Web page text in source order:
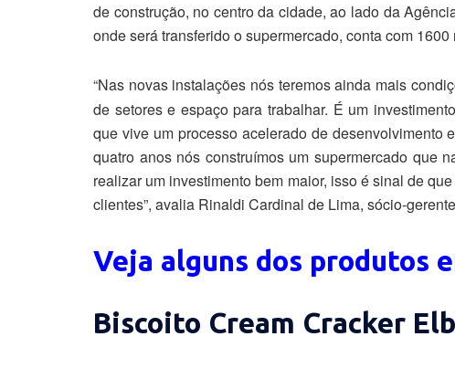
de construção, no centro da cidade, ao lado da
onde será transferido o supermercado, conta com
“Nas novas instalações nós teremos ainda mais
de setores e espaço para trabalhar. É um
que vive um processo acelerado de desenvolvimento
quatro anos nós construímos um supermercado que
realizar um investimento bem maior, isso é sinal de
clientes”, avalia Rinaldi Cardinal de Lima, sócio-
Veja alguns dos produtos
Biscoito Cream Cracker